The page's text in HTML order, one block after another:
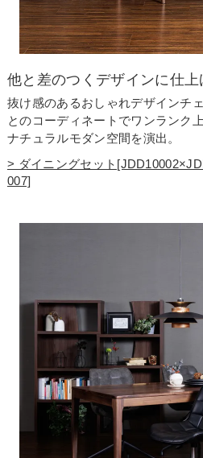
他と差のつくデザインに仕上
抜け感のあるおしゃれデザインチ
とのコーディネートでワンランク
ナチュラルモダン空間を演出。
> ダイニングセット
007]